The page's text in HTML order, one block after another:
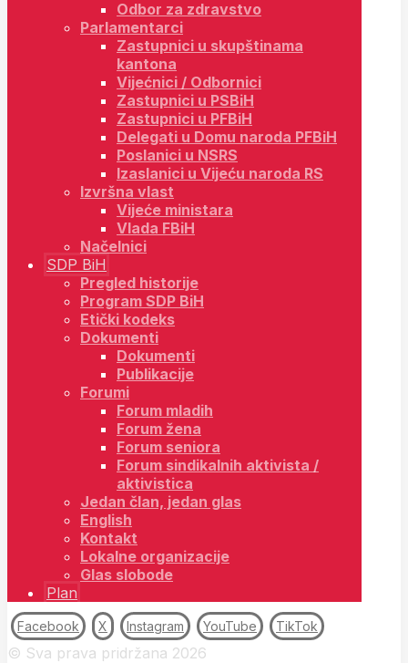
Odbor za zdravstvo
Parlamentarci
Zastupnici u skupštinama
kantona
Vijećnici / Odbornici
Zastupnici u PSBiH
Zastupnici u PFBiH
Delegati u Domu naroda PFBiH
Poslanici u NSRS
Izaslanici u Vijeću naroda RS
Izvršna vlast
Vijeće ministara
Vlada FBiH
Načelnici
SDP BiH
Pregled historije
Program SDP BiH
Etički kodeks
Dokumenti
Dokumenti
Publikacije
Forumi
Forum mladih
Forum žena
Forum seniora
Forum sindikalnih aktivista /
aktivistica
Jedan član, jedan glas
English
Kontakt
Lokalne organizacije
Glas slobode
Plan
Facebook X Instagram YouTube TikTok
© Sva prava pridržana 2026